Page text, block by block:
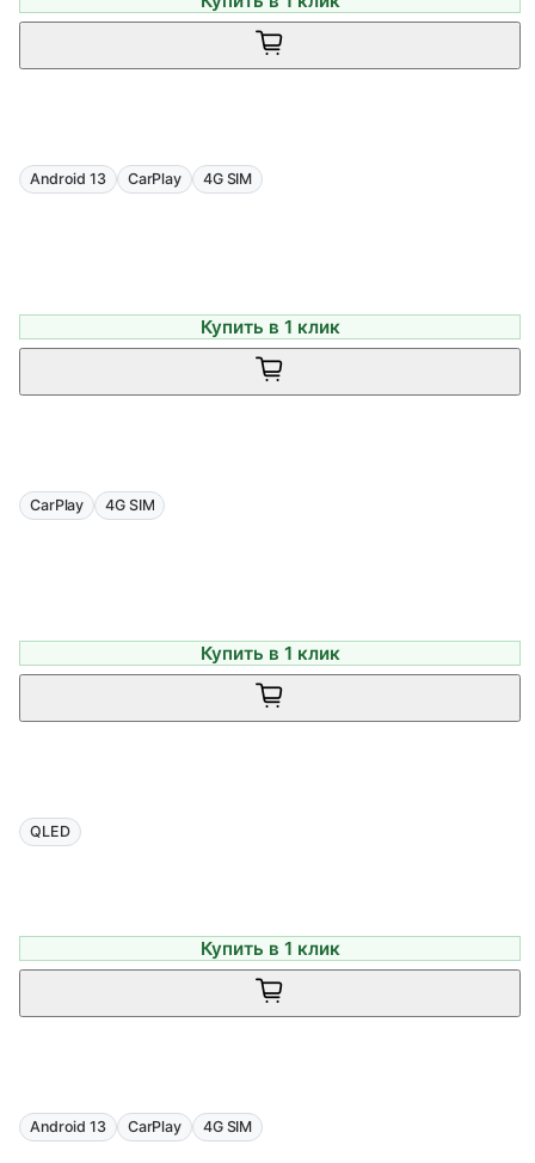
Android 13 CarPlay 4G SIM
Купить в 1 клик
CarPlay 4G SIM
Купить в 1 клик
QLED
Купить в 1 клик
Android 13 CarPlay 4G SIM